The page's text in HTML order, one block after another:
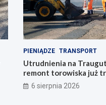
PIENIĄDZE TRANSPORT
Utrudnienia na
remont torowiska już
6 sierpnia 2026